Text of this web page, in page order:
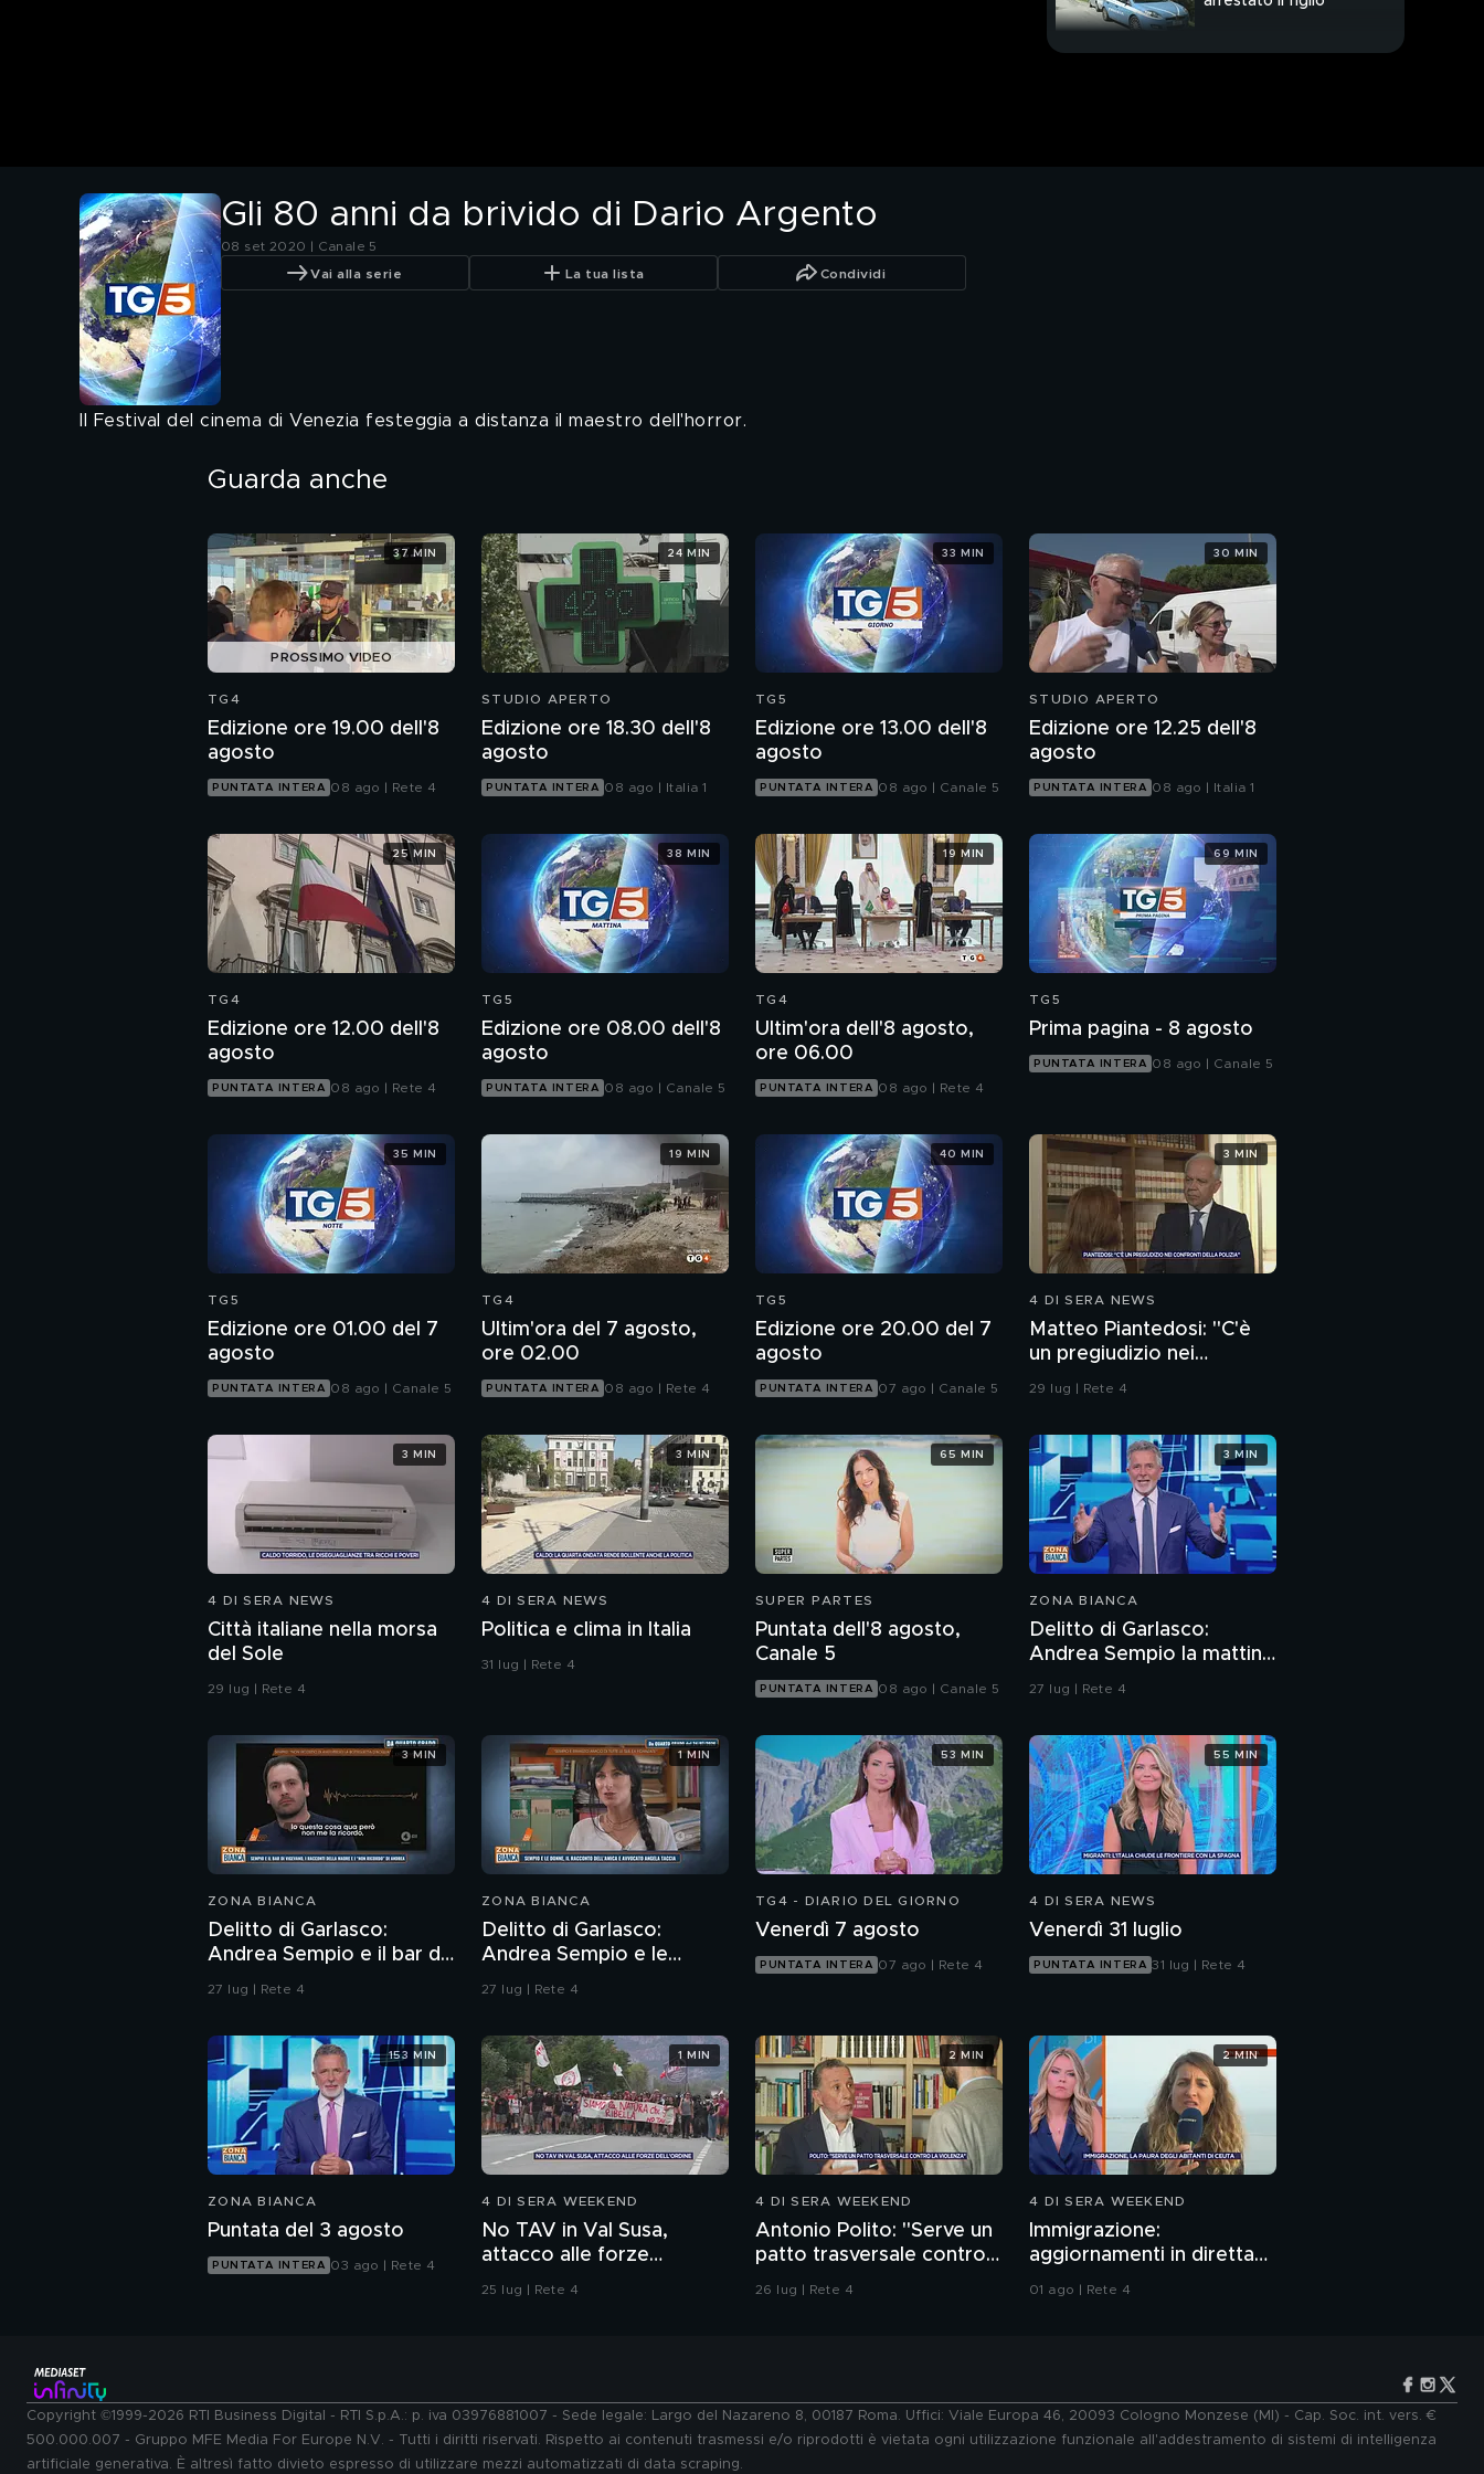
Gli 80 anni da brivido di Dario Argento
08 set 2020 | Canale 5
Vai alla serie La tua lista Condividi
Il Festival del cinema di Venezia festeggia a distanza il maestro dell'horror.
Guarda anche
PROSSIMO VIDEO
TG4
Edizione ore 19.00 dell'8
agosto
PUNTATA INTERA 08 ago | Rete 4
37 MIN
STUDIO APERTO
Edizione ore 18.30 dell'8
agosto
PUNTATA INTERA 08 ago | Italia 1
24 MIN
TG5
Edizione ore 13.00 dell'8
agosto
PUNTATA INTERA 08 ago | Canale 5
33 MIN
STUDIO APERTO
Edizione ore 12.25 dell'8
agosto
PUNTATA INTERA 08 ago | Italia 1
30 MIN
TG4
Edizione ore 12.00 dell'8
agosto
PUNTATA INTERA 08 ago | Rete 4
25 MIN
TG5
Edizione ore 08.00 dell'8
agosto
PUNTATA INTERA 08 ago | Canale 5
38 MIN
TG4
Ultim'ora dell'8 agosto,
ore 06.00
PUNTATA INTERA 08 ago | Rete 4
19 MIN
TG5
Prima pagina - 8 agosto
PUNTATA INTERA 08 ago | Canale 5
69 MIN
TG5
Edizione ore 01.00 del 7
agosto
PUNTATA INTERA 08 ago | Canale 5
35 MIN
TG4
Ultim'ora del 7 agosto,
ore 02.00
PUNTATA INTERA 08 ago | Rete 4
19 MIN
TG5
Edizione ore 20.00 del 7
agosto
PUNTATA INTERA 07 ago | Canale 5
40 MIN
4 DI SERA NEWS
Matteo Piantedosi: "C'è
un pregiudizio nei
confronti della polizia"
29 lug | Rete 4
3 MIN
4 DI SERA NEWS
Città italiane nella morsa
del Sole
29 lug | Rete 4
3 MIN
4 DI SERA NEWS
Politica e clima in Italia
31 lug | Rete 4
3 MIN
SUPER PARTES
Puntata dell'8 agosto,
Canale 5
PUNTATA INTERA 08 ago | Canale 5
65 MIN
ZONA BIANCA
Delitto di Garlasco:
Andrea Sempio la mattina
del delitto è stato in un
27 lug | Rete 4
3 MIN
ZONA BIANCA
Delitto di Garlasco:
Andrea Sempio e il bar di
Vigevano e i racconti
27 lug | Rete 4
3 MIN
ZONA BIANCA
Delitto di Garlasco:
Andrea Sempio e le
donne, il racconto
27 lug | Rete 4
1 MIN
TG4 - DIARIO DEL GIORNO
Venerdì 7 agosto
PUNTATA INTERA 07 ago | Rete 4
53 MIN
4 DI SERA NEWS
Venerdì 31 luglio
PUNTATA INTERA 31 lug | Rete 4
55 MIN
ZONA BIANCA
Puntata del 3 agosto
PUNTATA INTERA 03 ago | Rete 4
153 MIN
4 DI SERA WEEKEND
No TAV in Val Susa,
attacco alle forze
dell'ordine
25 lug | Rete 4
1 MIN
4 DI SERA WEEKEND
Antonio Polito: "Serve un
patto trasversale contro
la violenza"
26 lug | Rete 4
2 MIN
4 DI SERA WEEKEND
Immigrazione:
aggiornamenti in diretta
da Ceuta
01 ago | Rete 4
2 MIN
Copyright ©1999-2026 RTI Business Digital - RTI S.p.A.: p. iva 03976881007 - Sede legale: Largo del Nazareno 8, 00187 Roma. Uffici: Viale Europa 46, 20093 Cologno Monzese (MI) - Cap. Soc. int. vers. €
500.000.007 - Gruppo MFE Media For Europe N.V. - Tutti i diritti riservati. Rispetto ai contenuti trasmessi e/o riprodotti è vietata ogni utilizzazione funzionale all'addestramento di sistemi di intelligenza
artificiale generativa. È altresì fatto divieto espresso di utilizzare mezzi automatizzati di data scraping.